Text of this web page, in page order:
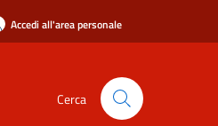
Accedi all'area personale
Cerca